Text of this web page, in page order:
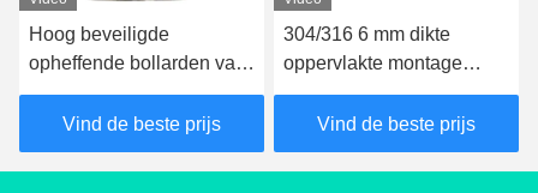
Hoog beveiligde
opheffende bollarden van
roestvrij staal met CE-
certificering
Vind de beste prijs
304/316 6 mm dikte
oppervlakte montage
bollards automatisch
bollard systeem
Vind de beste prijs